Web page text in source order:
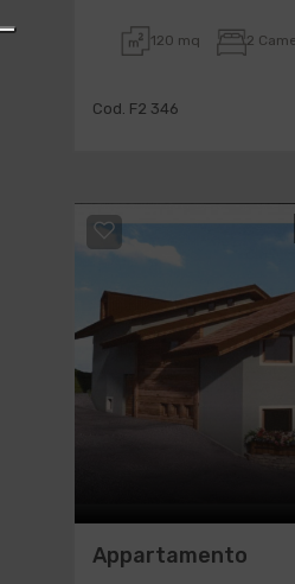
120 mq 2
Cod. F2 346
Appartamento